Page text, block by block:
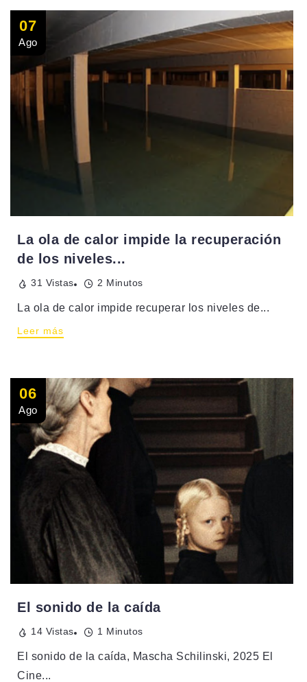
07
Ago
La ola de calor impide la recuperación
de los niveles...
31 Vistas 2 Minutos
La ola de calor impide recuperar los niveles de...
Leer más
06
Ago
El sonido de la caída
14 Vistas 1 Minutos
El sonido de la caída, Mascha Schilinski, 2025 El
Cine...